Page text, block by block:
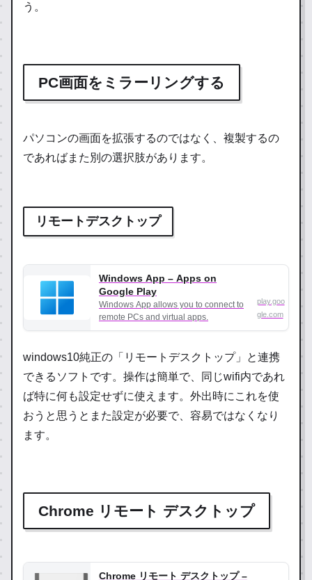
う。
PC画面をミラーリングする
パソコンの画面を拡張するのではなく、複製するの
であればまた別の選択肢があります。
リモートデスクトップ
Windows App – Apps on
Google Play
Windows App allows you to connect to
remote PCs and virtual apps.
play.goo
gle.com
windows10純正の「リモートデスクトップ」と連携
できるソフトです。操作は簡単で、同じwifi内であれ
ば特に何も設定せずに使えます。外出時にこれを使
おうと思うとまた設定が必要で、容易ではなくなり
ます。
Chrome リモート デスクトップ
Chrome リモート デスクトップ –